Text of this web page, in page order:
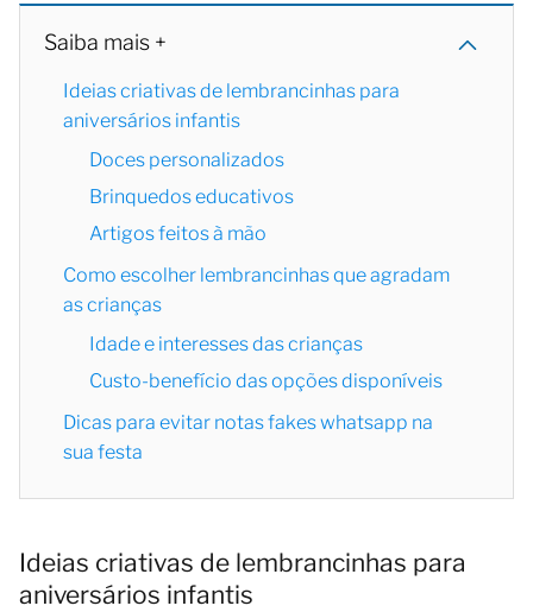
Saiba mais +
Ideias criativas de lembrancinhas para
aniversários infantis
Doces personalizados
Brinquedos educativos
Artigos feitos à mão
Como escolher lembrancinhas que agradam
as crianças
Idade e interesses das crianças
Custo-benefício das opções disponíveis
Dicas para evitar notas fakes whatsapp na
sua festa
Ideias criativas de lembrancinhas para
aniversários infantis